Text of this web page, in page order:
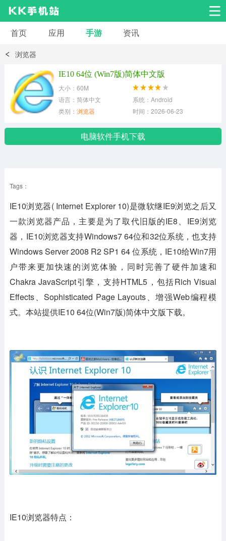
安卓应用
小说漫画
安卓其它
首页 应用 手游 资讯
浏览器
IE10 64位 (Win7版)简体中文版
大小：60M
语言：简体中文
系统：Android
类别： 浏览器 时间：2026-06-23
电脑软件手机下载
Tags：
IE10浏览器( Internet Explorer 10)是微软继IE9浏览之后又
一款浏览器产品，主要是为了取代旧版的IE8、IE9浏览
器，IE10浏览器支持Windows7 64位和32位系统，也支持
Windows Server 2008 R2 SP1 64 位系统，IE10给Win7用
户带来更加快速的浏览体验，同时完善了硬件加速和
Chakra JavaScript引擎，支持HTML5，包括Rich Visual
Effects、Sophisticated Page Layouts、增强Web编程模
式。本站提供IE10 64位(Win7版)简体中文版下载。
IE10浏览器特点：